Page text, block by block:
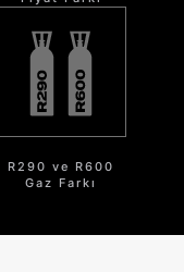
R290 ve R600
Gaz Farkı